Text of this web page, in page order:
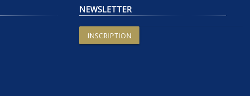
NEWSLETTER
INSCRIPTION